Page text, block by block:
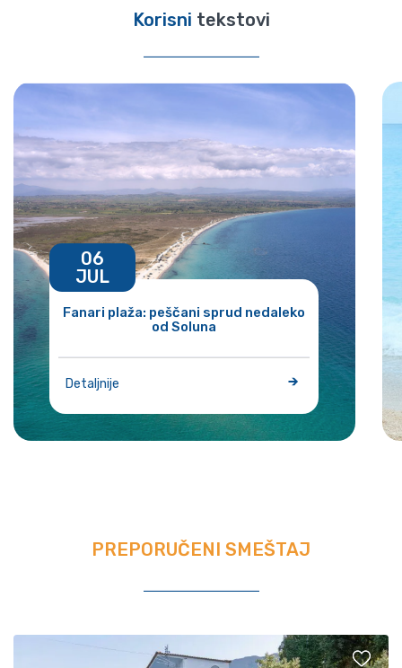
Korisni tekstovi
Fanari plaža: peščani sprud nedaleko
od Soluna
Detaljnije
06
JUL
PREPORUČENI SMEŠTAJ